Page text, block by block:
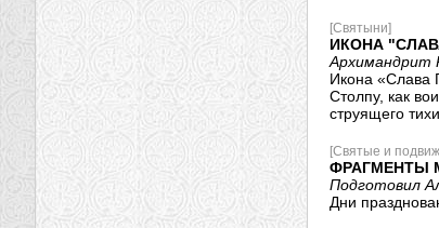
[Святыни]
ИКОНА
Архимандрит
Икона «Слава
Столпу, как
струящего
[Святые и
ФРАГМЕНТЫ
Подготовил
Дни